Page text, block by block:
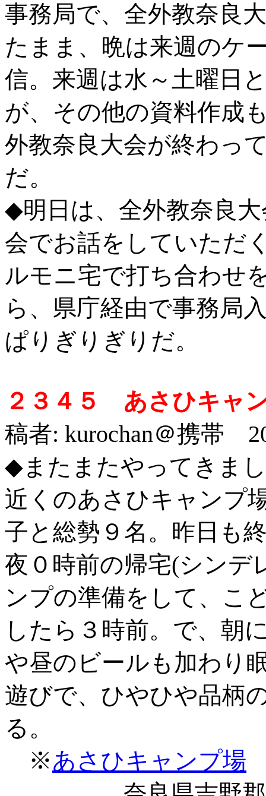
事務局で、全外教奈良
たまま、晩は来週のケ
信。来週は水～土曜日
が、その他の資料作成
外教奈良大会が終わっ
だ。
◆明日は、全外教奈良
会でお話をしていただ
ルモニ宅で打ち合わせ
ら、県庁経由で事務局
ぱりぎりぎりだ。
２３４５ あさひキ
稿者: kurochan＠携帯
◆またまたやってきま
近くのあさひキャンプ
子と総勢９名。昨日も
夜０時前の帰宅(シンデ
ンプの準備をして、こ
したら３時前。で、朝
や昼のビールも加わり
遊びで、ひやひや品柄
る。
※あさひキャンプ場